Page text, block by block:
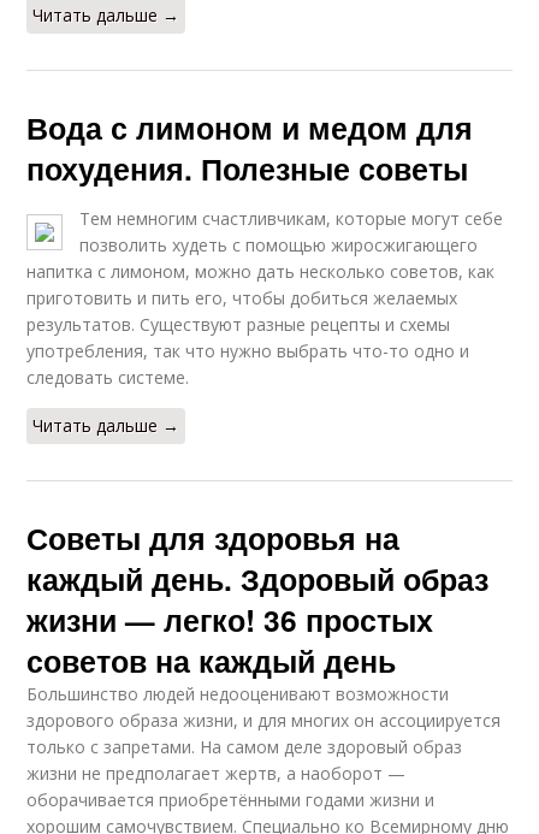
Читать дальше →
Вода с лимоном и медом для
похудения. Полезные советы
Тем немногим счастливчикам, которые могут себе
позволить худеть с помощью жиросжигающего
напитка с лимоном, можно дать несколько советов, как
приготовить и пить его, чтобы добиться желаемых
результатов. Существуют разные рецепты и схемы
употребления, так что нужно выбрать что-то одно и
следовать системе.
Читать дальше →
Советы для здоровья на
каждый день. Здоровый образ
жизни — легко! 36 простых
советов на каждый день
Большинство людей недооценивают возможности
здорового образа жизни, и для многих он ассоциируется
только с запретами. На самом деле здоровый образ
жизни не предполагает жертв, а наоборот —
оборачивается приобретёнными годами жизни и
хорошим самочувствием. Специально ко Всемирному дню